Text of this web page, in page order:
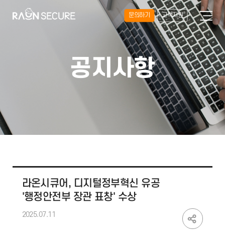
문의하기 고객지원
공지사항
라온시큐어, 디지털정부혁신 유공
'행정안전부 장관 표창' 수상
2025.07.11